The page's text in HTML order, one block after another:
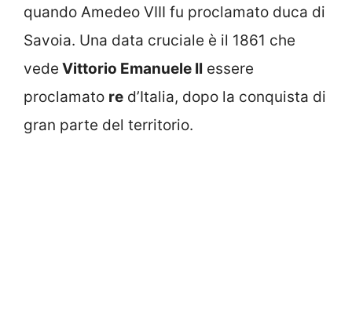
quando Amedeo VIII fu proclamato duca di
Savoia. Una data cruciale è il 1861 che
vede Vittorio Emanuele II essere
proclamato re d’Italia, dopo la conquista di
gran parte del territorio.